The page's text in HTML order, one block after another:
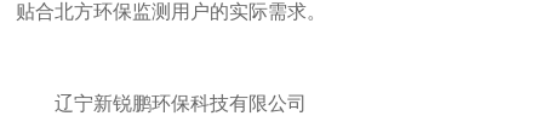
贴合北方环保监测用户的实际需求。
辽宁新锐鹏环保科技有限公司